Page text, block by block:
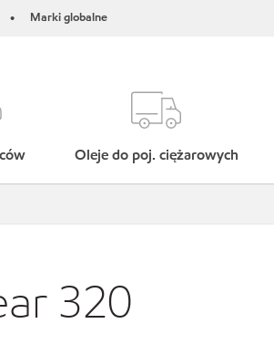
• Marki globalne
Oleje do poj. ciężarowych
320